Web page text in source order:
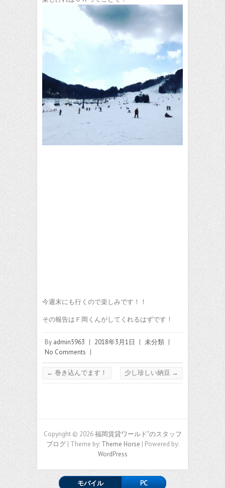
今週末にも行くので楽しみです！！
その報告はＦ岡くんがしてくれるはずです！
By admin5963 | 2018年3月1日 | 未分類 |
No Comments |
← 巻き込んでます！ 少し珍しい納豆 →
Copyright © 2026福岡賃貸ワールド"のスタッフ
ブログ | Theme by: Theme Horse | Powered by:
WordPress
モバイル PC